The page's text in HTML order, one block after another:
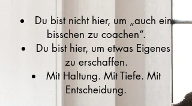
Du bist nicht hier, um „auch ein
bisschen zu coachen“.
Du bist hier, um etwas Eigenes
zu erschaffen.
Mit Haltung. Mit Tiefe. Mit
Entscheidung.